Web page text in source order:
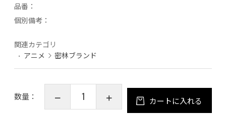
品番：
個別備考：
関連カテゴリ
アニメ
密林ブランド
数量： カートに入れる